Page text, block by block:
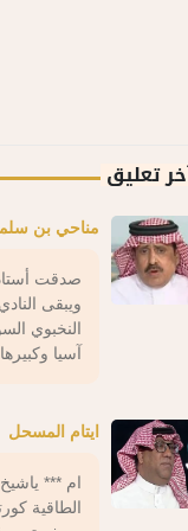
تعليق
مناحي بن
صدقت
ويبقى
النخبوي
آسيا
ايتام المسحل
ام ***
الطاقية